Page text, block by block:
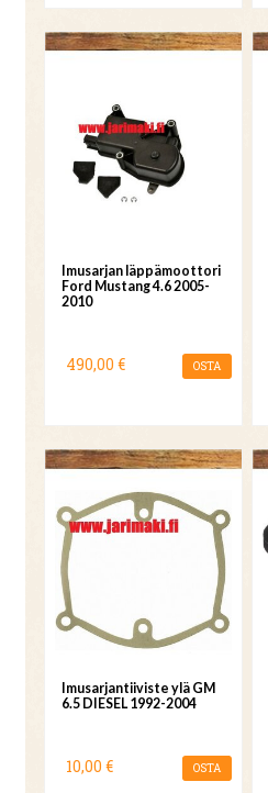
Imusarjan läppämoottori
Ford Mustang 4.6 2005-
2010
490,00 € OSTA
Imusarjantiiviste ylä GM
6.5 DIESEL 1992-2004
10,00 € OSTA